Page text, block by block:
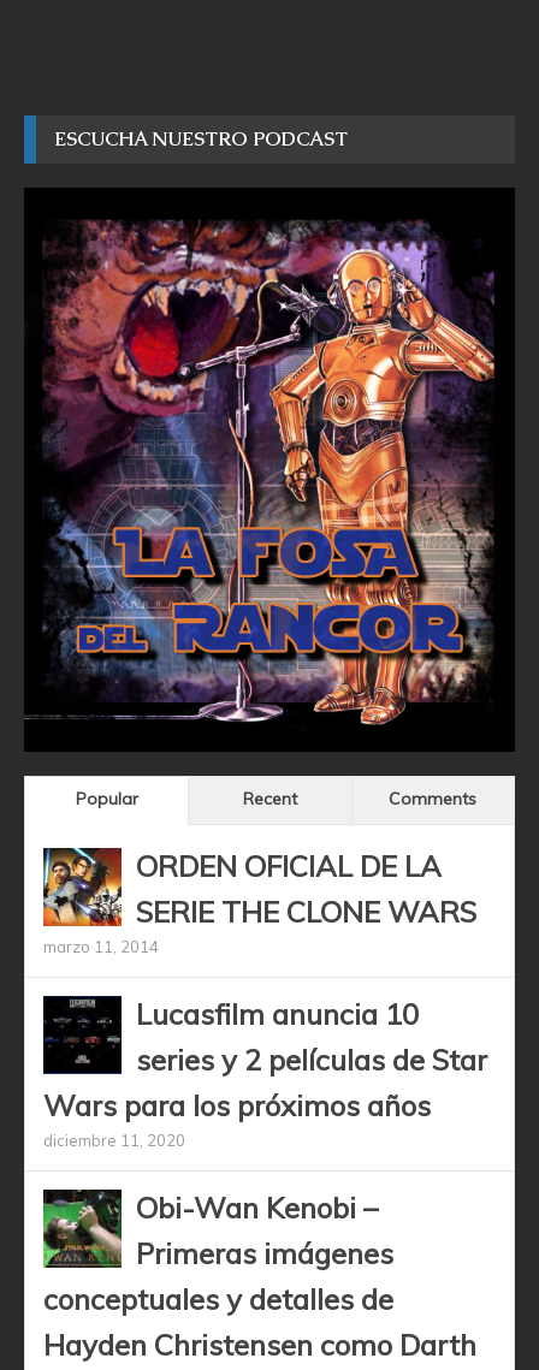
ESCUCHA NUESTRO PODCAST
Popular Recent Comments
ORDEN OFICIAL DE LA
SERIE THE CLONE WARS
marzo 11, 2014
Lucasfilm anuncia 10
series y 2 películas de Star
Wars para los próximos años
diciembre 11, 2020
Obi-Wan Kenobi –
Primeras imágenes
conceptuales y detalles de
Hayden Christensen como Darth